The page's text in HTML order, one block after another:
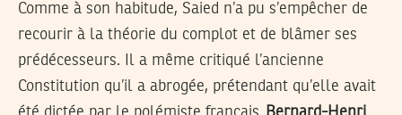
Comme à son habitude, Saied n’a pu s’empêcher de
recourir à la théorie du complot et de blâmer ses
prédécesseurs. Il a même critiqué l’ancienne
Constitution qu’il a abrogée, prétendant qu’elle avait